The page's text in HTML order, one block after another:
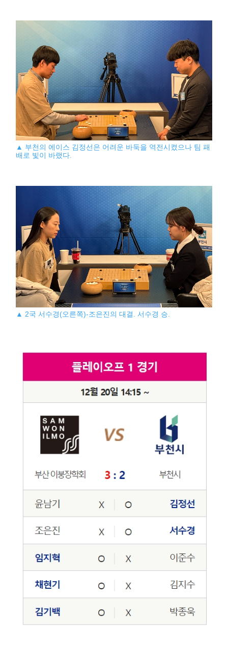
▲ 부천의 에이스 김정선은 어려운 바둑을 역전시켰으나 팀 패
배로 빛이 바랬다.
▲ 2국 서수경(오른쪽)-조은진의 대결. 서수경 승.